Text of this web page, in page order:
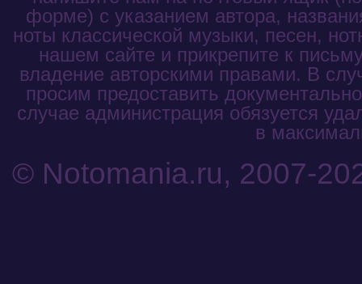
форме) с указанием автора,
ноты классической музыки, песен,
нашем сайте и прикрепите к
владение авторскими правами. В
просим предоставить
случае администрация обязуется
в
© Notomania.ru, 2007-